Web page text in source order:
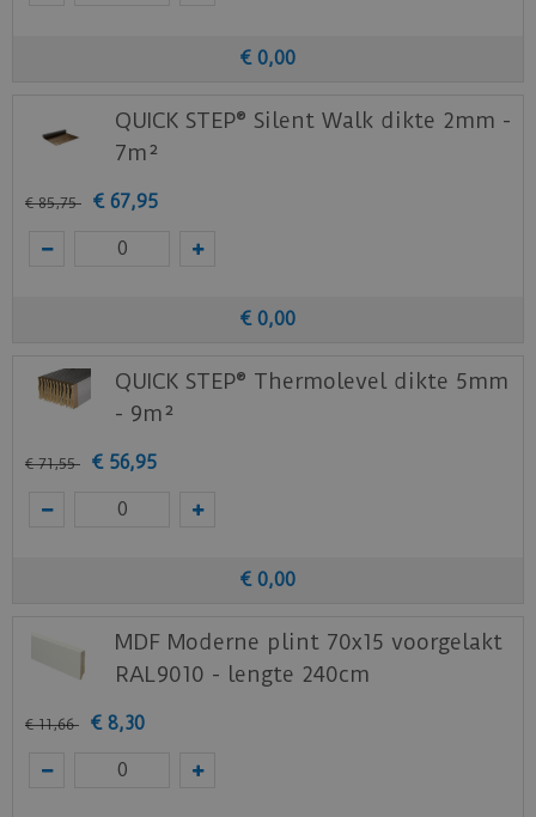
€ 0,00
QUICK STEP® Silent Walk dikte 2mm -
7m²
€ 85,75 € 67,95
€ 0,00
QUICK STEP® Thermolevel dikte 5mm
- 9m²
€ 71,55 € 56,95
€ 0,00
MDF Moderne plint 70x15 voorgelakt
RAL9010 - lengte 240cm
€ 11,66 € 8,30